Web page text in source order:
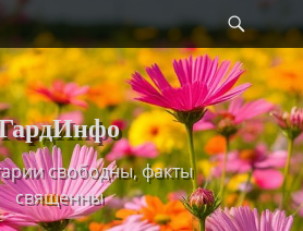
свободны, факты
священны